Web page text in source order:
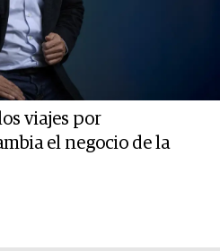
viajes por
el negocio de la